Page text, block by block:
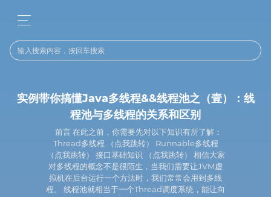
实例带你搞懂Java多线程&&线程池之（壹）：线
程池与多线程的关系和区别
前言 在此之前，你需要先对以下知识有所了解：
Thread多线程 （点我跳转） Runnable多线程
（点我跳转） 接口基础知识 （点我跳转） 相信大家
对多线程的概念不是很陌生，当我们需要让JVM虚
拟机在后台运行一个方法时，我们常常会用到多线
程。 线程池就相当于一个Thread调度系统，能让向